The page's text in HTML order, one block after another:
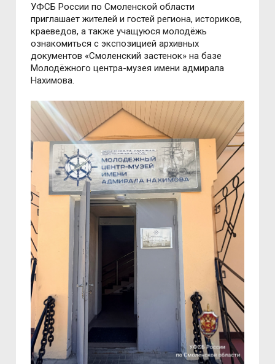
УФСБ России по Смоленской области
приглашает жителей и гостей региона, историков,
краеведов, а также учащуюся молодёжь
ознакомиться с экспозицией архивных
документов «Смоленский застенок» на базе
Молодёжного центра-музея имени адмирала
Нахимова.